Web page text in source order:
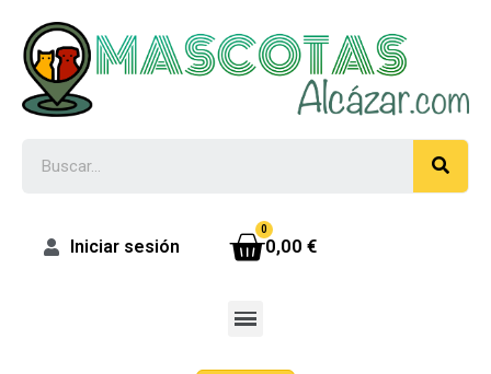
Iniciar sesión 0,00 €